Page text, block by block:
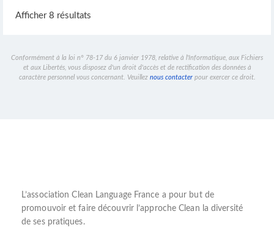
Afficher 8 résultats
Conformément à la loi n° 78-17 du 6 janvier 1978, relative à l'Informatique, aux Fichiers
et aux Libertés, vous disposez d'un droit d'accès et de rectification des données à
caractère personnel vous concernant. Veuillez nous contacterpour exercer ce droit.
L’association Clean Language France a pour but de
promouvoir et faire découvrir l’approche Clean la diversité
de ses pratiques.